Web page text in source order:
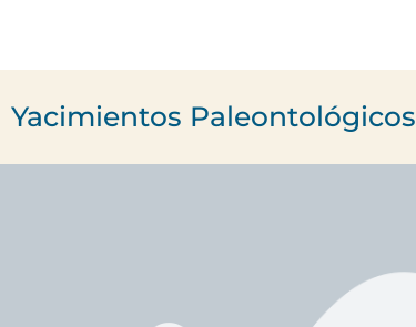
Yacimientos Paleontológicos